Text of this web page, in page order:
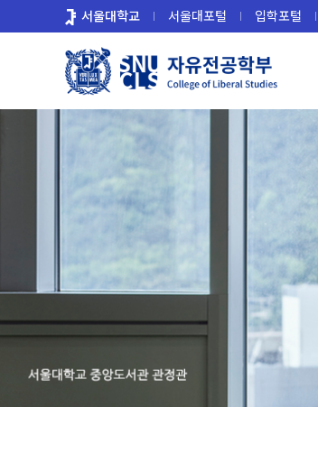
로
서울대학교 서울대포털 입학포털